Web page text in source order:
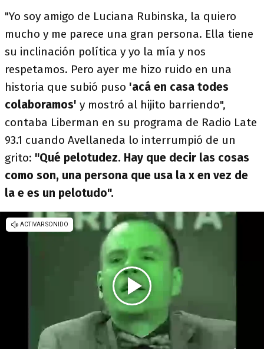
"Yo soy amigo de Luciana Rubinska, la quiero
mucho y me parece una gran persona. Ella tiene
su inclinación política y yo la mía y nos
respetamos. Pero ayer me hizo ruido en una
historia que subió puso 'acá en casa todes
colaboramos' y mostró al hijito barriendo",
contaba Liberman en su programa de Radio Late
93.1 cuando Avellaneda lo interrumpió de un
grito: "Qué pelotudez. Hay que decir las cosas
como son, una persona que usa la x en vez de
la e es un pelotudo".